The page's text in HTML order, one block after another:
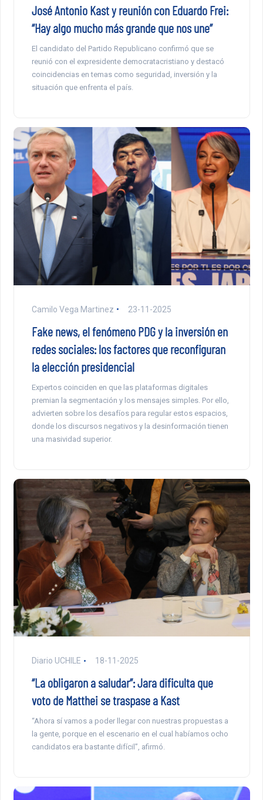
José Antonio Kast y reunión con Eduardo Frei:
“Hay algo mucho más grande que nos une”
El candidato del Partido Republicano confirmó que se
reunió con el expresidente democratacristiano y destacó
coincidencias en temas como seguridad, inversión y la
situación que enfrenta el país.
Camilo Vega Martinez 23-11-2025
Fake news, el fenómeno PDG y la inversión en
redes sociales: los factores que reconfiguran
la elección presidencial
Expertos coinciden en que las plataformas digitales
premian la segmentación y los mensajes simples. Por ello,
advierten sobre los desafíos para regular estos espacios,
donde los discursos negativos y la desinformación tienen
una masividad superior.
Diario UCHILE 18-11-2025
“La obligaron a saludar”: Jara dificulta que
voto de Matthei se traspase a Kast
“Ahora sí vamos a poder llegar con nuestras propuestas a
la gente, porque en el escenario en el cual habíamos ocho
candidatos era bastante difícil”, afirmó.